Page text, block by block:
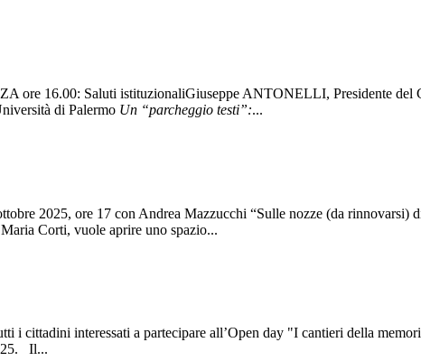
ore 16.00: Saluti istituzionaliGiuseppe ANTONELLI, Presidente del
di Palermo Un “parcheggio testi”:...
2025, ore 17 con Andrea Mazzucchi “Sulle nozze (da rinnovarsi)
Corti, vuole aprire uno spazio...
i cittadini interessati a partecipare all’Open day "I cantieri della
Il...